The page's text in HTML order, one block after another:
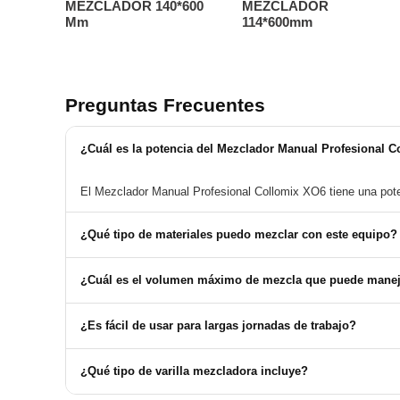
MEZCLADOR 140*600
Mm
MEZCLADOR
114*600mm
Preguntas Frecuentes
¿Cuál es la potencia del Mezclador Manual Profesional
El Mezclador Manual Profesional Collomix XO6 tiene una
¿Qué tipo de materiales puedo mezclar con este equipo?
Este mezclador es adecuado para una amplia variedad de
¿Cuál es el volumen máximo de mezcla que puede
El volumen ideal por mezcla es de hasta 90 litros.
¿Es fácil de usar para largas jornadas de trabajo?
Sí, su diseño ergonómico permite trabajar con la espalda
¿Qué tipo de varilla mezcladora incluye?